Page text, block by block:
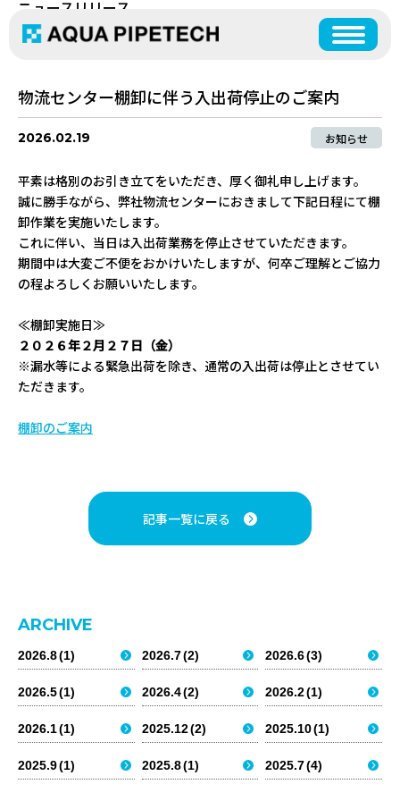
CONTACT US
事業案内
〒063-0033
北海道札幌市西区西野3条5丁目6番5号
TEL：011-676-6227/FAX：011-676-6234
▸ 決算公告
▸ 個人情報保護方針
OUR SERVICES
CONSTRUCTION DIVISION
AQUAの森
AQUA’S FOREST
PRODUCTS
ニュースリリース
NEWS RELEASE
物流センター棚卸に伴う入出荷停止のご案内
2026.02.19 お知らせ
平素は格別のお引き立てをいただき、厚く御礼申し上げます。
誠に勝手ながら、弊社物流センターにおきまして下記日程にて棚
卸作業を実施いたします。
これに伴い、当日は入出荷業務を停止させていただきます。
期間中は大変ご不便をおかけいたしますが、何卒ご理解とご協力
の程よろしくお願いいたします。
≪棚卸実施日≫
２０２６年２月２７日（金）
※漏水等による緊急出荷を除き、通常の入出荷は停止とさせてい
ただきます。
棚卸のご案内
記事一覧に戻る
ARCHIVE
2026.8(1) 2026.7(2) 2026.6(3)
2026.5(1) 2026.4(2) 2026.2(1)
2026.1(1) 2025.12(2) 2025.10(1)
2025.9(1) 2025.8(1) 2025.7(4)